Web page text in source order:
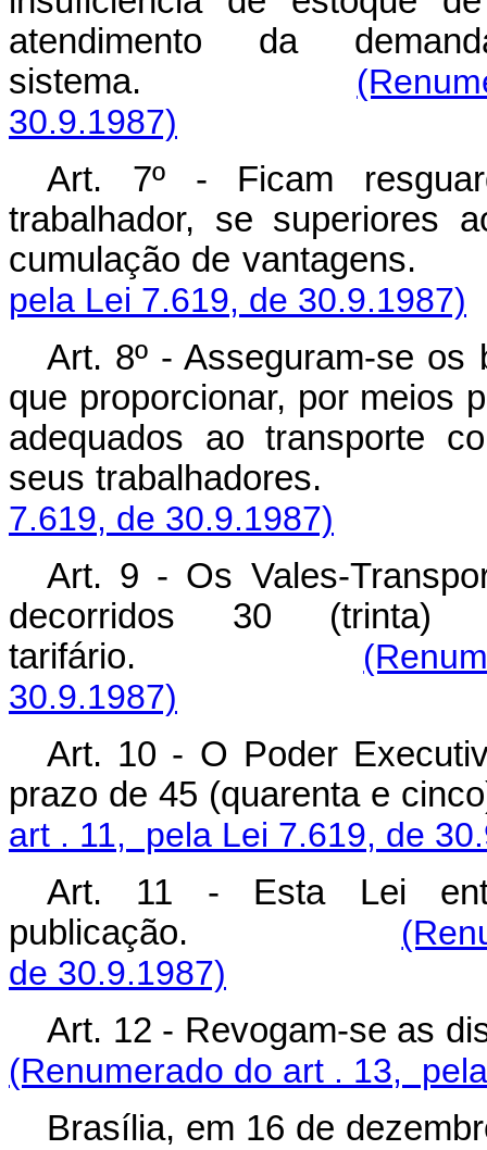
atendimento da
sistema.
30.9.1987)
Art. 7º - Ficam
trabalhador, se superiores
cumulação de vantagens.
pela Lei 7.619, de 30.9.1987)
Art. 8º - Asseguram-se os
que proporcionar, por meios
adequados ao transporte
seus
7.619, de 30.9.1987)
Art. 9 - Os Vales-
decorridos 30
tarifário.
30.9.1987)
Art. 10 - O Poder
prazo de 45
art . 11, pela Lei 7.619, de
Art. 11 - Esta Lei
publicação.
de 30.9.1987)
Art. 12 - Revogam-se as
(Renumerado do art . 13,
Brasília, em 16 de